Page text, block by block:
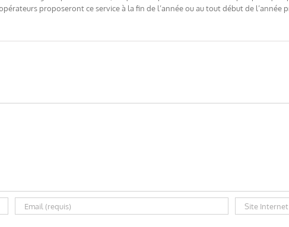
proposeront ce service à la fin de l’année ou au tout début de l’année